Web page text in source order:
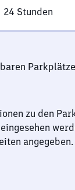
Bischofsheim
24 Stunden
zu den
eingesehen
angegeben.